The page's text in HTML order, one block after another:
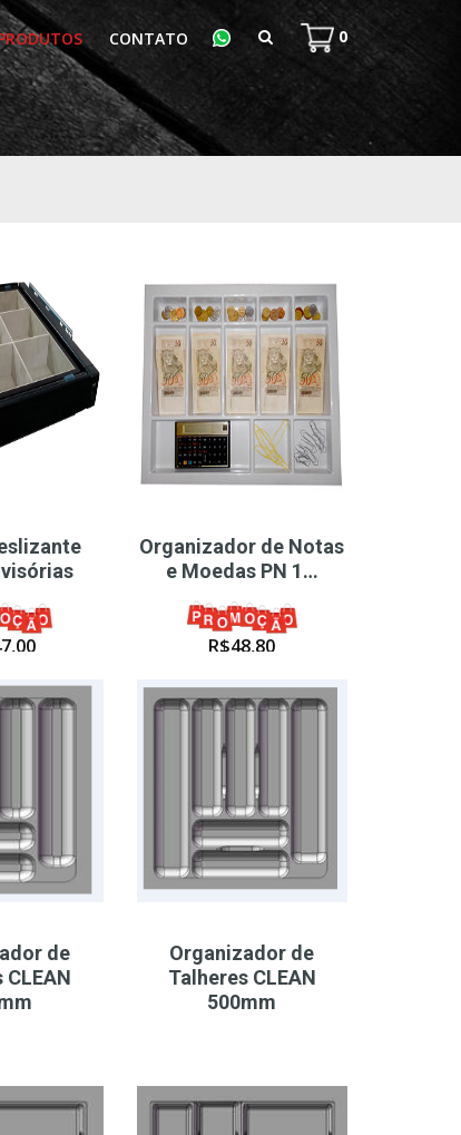
0
CONTATO
Organizador de Notas
e Moedas PN 1…
R$48,80
de
CLEAN
Organizador de
Talheres CLEAN
500mm